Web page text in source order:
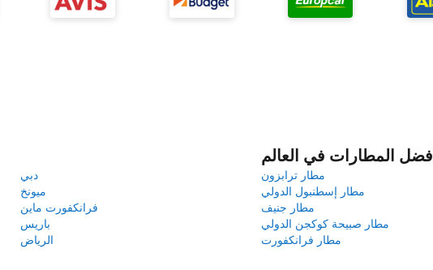
دبي
ميونخ
فرانكفورت ماين
باريس
الرياض
أفضل المطارات في العالم
مطار ترابزون
مطار إسطنبول الدولي
مطار جنيف
مطار صبيحة كوكجن الدولي
مطار فرانكفورت